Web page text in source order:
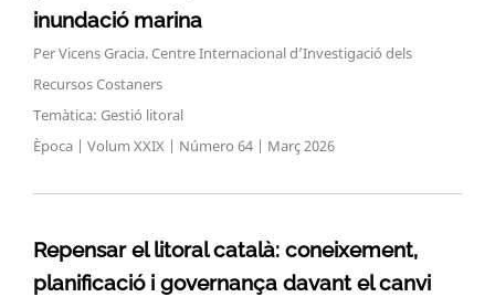
inundació marina
Per Vicens Gracia. Centre Internacional d’Investigació dels
Recursos Costaners
Temàtica: Gestió litoral
Època | Volum XXIX | Número 64 | Març 2026
Repensar el litoral català: coneixement,
planificació i governança davant el canvi